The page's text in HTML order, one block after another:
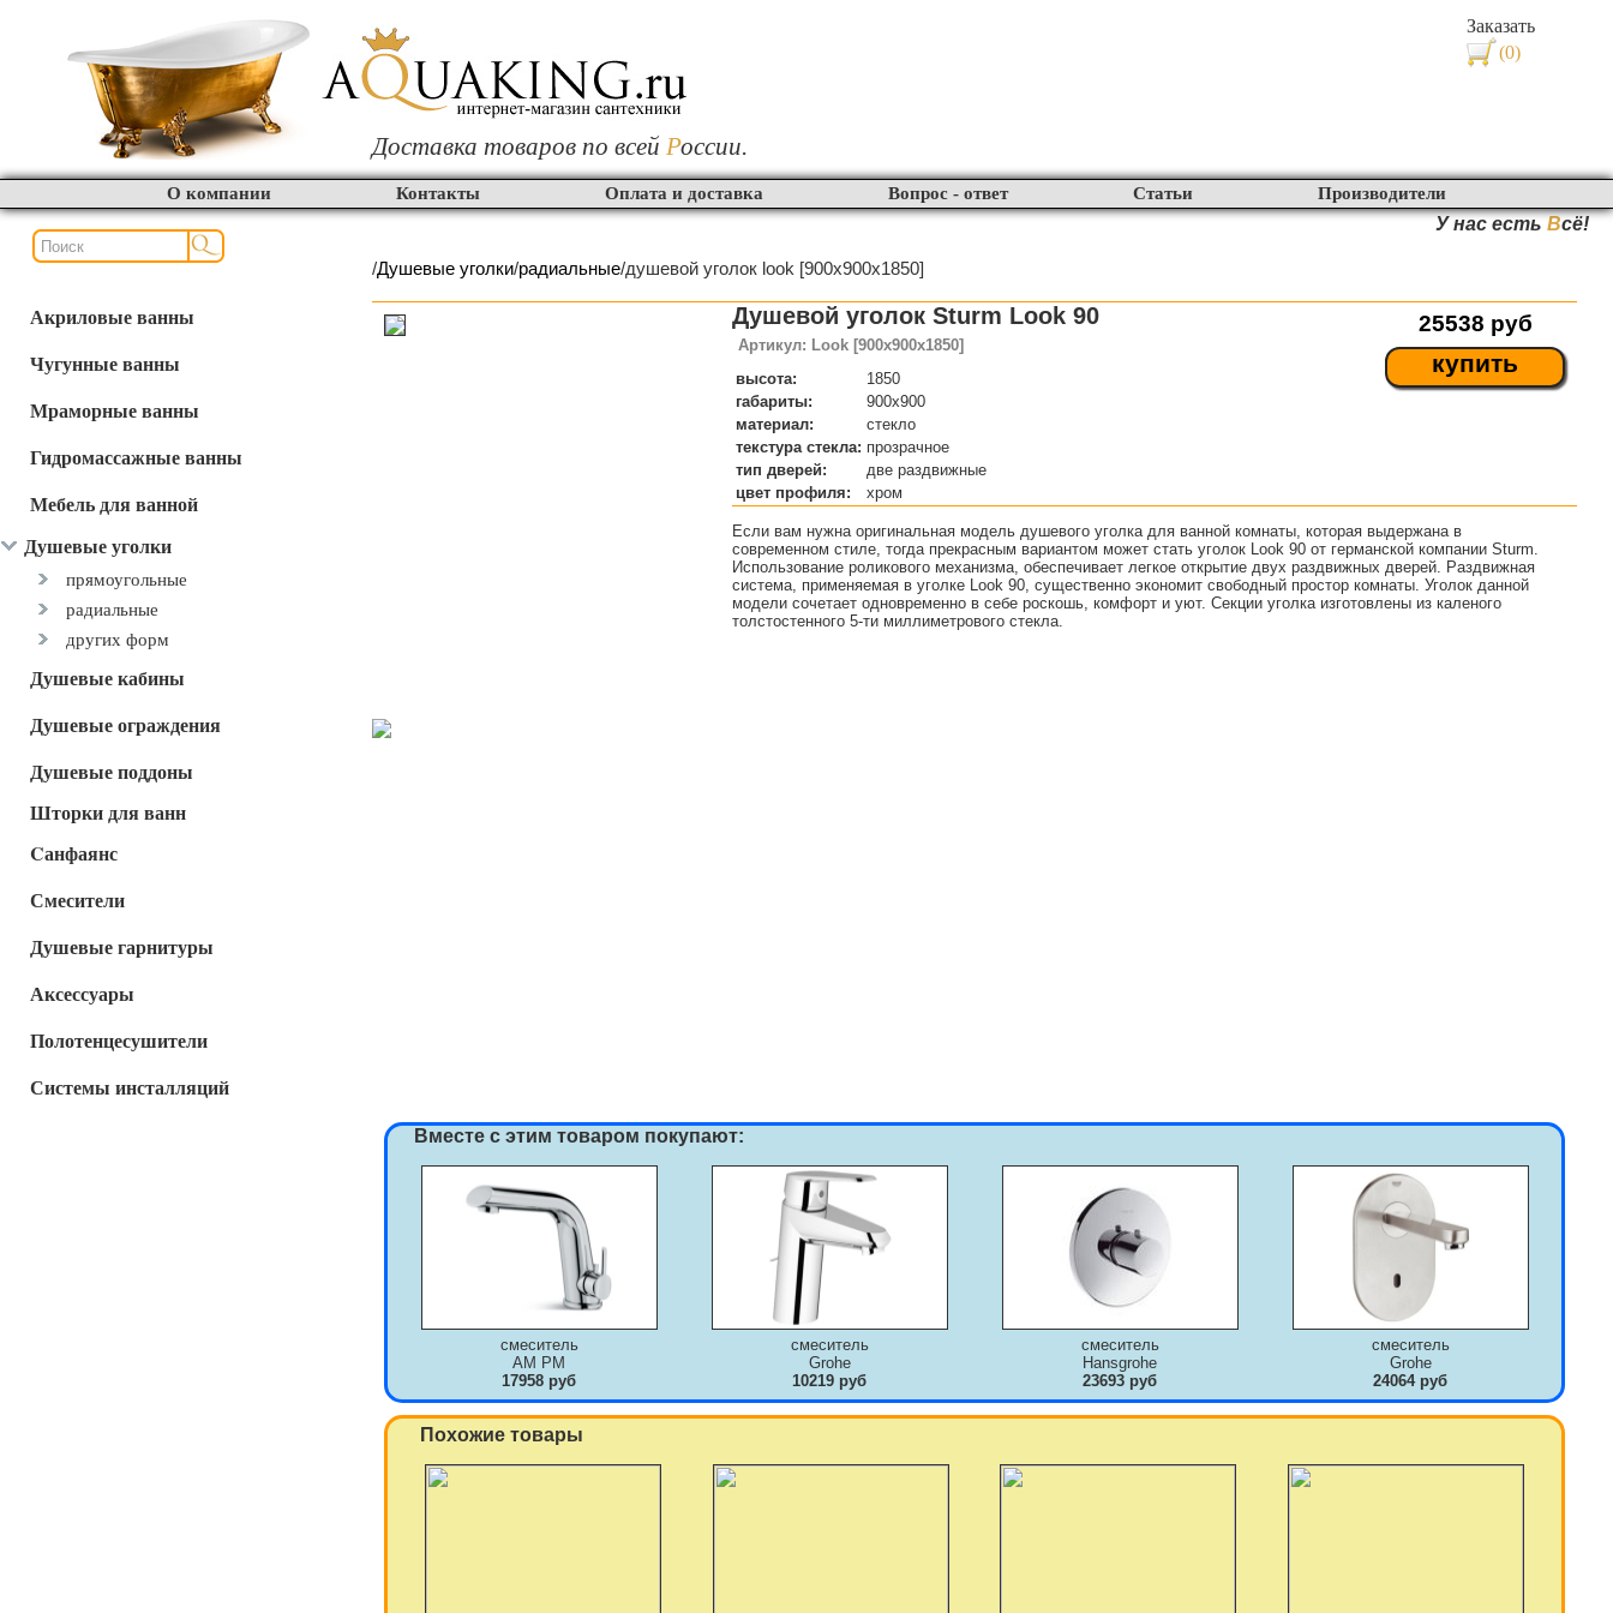
Заказать
(0)
Доставка товаров по всей России.
О компании Контакты Оплата и доставка Вопрос - ответ Статьи Производители
У нас есть Всё!
Акриловые ванны
Чугунные ванны
Мраморные ванны
Гидромассажные ванны
Мебель для ванной
Душевые уголки
прямоугольные
радиальные
других форм
Душевые кабины
Душевые ограждения
Душевые поддоны
Шторки для ванн
Cанфаянс
Смесители
Душевые гарнитуры
Аксессуары
Полотенцесушители
Системы инсталляций
/Душевые уголки/радиальные/душевой уголок look [900x900x1850]
25538 руб
купить
Душевой уголок Sturm Look 90
Артикул: Look [900x900x1850]
высота:
1850
габариты:
900x900
материал:
стекло
текстура стекла: прозрачное
тип дверей:
две раздвижные
цвет профиля:
хром
Если вам нужна оригинальная модель душевого уголка для ванной комнаты, которая выдержана в
современном стиле, тогда прекрасным вариантом может стать уголок Look 90 от германской компании Sturm.
Использование роликового механизма, обеспечивает легкое открытие двух раздвижных дверей. Раздвижная
система, применяемая в уголке Look 90, существенно экономит свободный простор комнаты. Уголок данной
модели сочетает одновременно в себе роскошь, комфорт и уют. Секции уголка изготовлены из каленого
толстостенного 5-ти миллиметрового стекла.
Вместе с этим товаром покупают:
смеситель
AM PM
17958 руб
смеситель
Grohe
10219 руб
смеситель
Hansgrohe
23693 руб
смеситель
Grohe
24064 руб
Похожие товары